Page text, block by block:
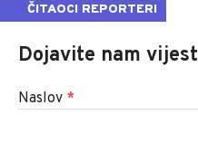
ČITAOCI REPORTERI
Dojavite nam vijest
Naslov *